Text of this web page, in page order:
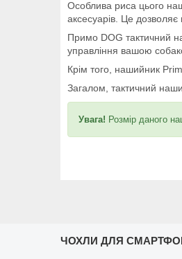
Особлива риса цього
аксесуарів. Це
Примо DOG тактичний
управління вашою
Крім того, нашийник
Загалом, тактичний
Увага! Розмір даного
ЧОХЛИ ДЛЯ